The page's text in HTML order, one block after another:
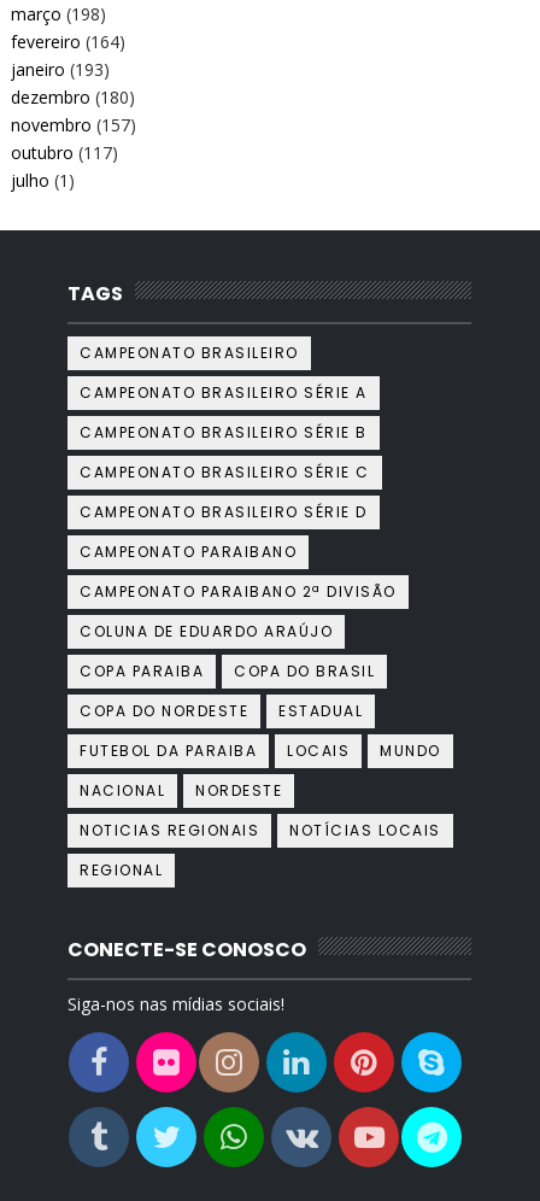
março (198)
fevereiro (164)
janeiro (193)
dezembro (180)
novembro (157)
outubro (117)
julho (1)
TAGS
CAMPEONATO BRASILEIRO
CAMPEONATO BRASILEIRO SÉRIE A
CAMPEONATO BRASILEIRO SÉRIE B
CAMPEONATO BRASILEIRO SÉRIE C
CAMPEONATO BRASILEIRO SÉRIE D
CAMPEONATO PARAIBANO
CAMPEONATO PARAIBANO 2ª DIVISÃO
COLUNA DE EDUARDO ARAÚJO
COPA PARAIBA
COPA DO BRASIL
COPA DO NORDESTE
ESTADUAL
FUTEBOL DA PARAIBA
LOCAIS
MUNDO
NACIONAL
NORDESTE
NOTICIAS REGIONAIS
NOTÍCIAS LOCAIS
REGIONAL
CONECTE-SE CONOSCO
Siga-nos nas mídias sociais!